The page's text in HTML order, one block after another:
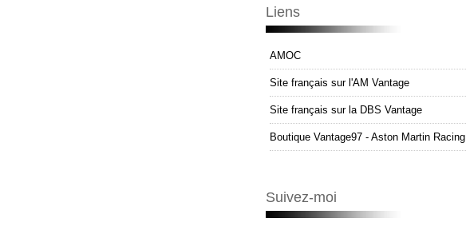
Liens
AMOC
Site français sur l'AM Vantage
Site français sur la DBS Vantage
Boutique Vantage97 - Aston Martin Racing
Suivez-moi